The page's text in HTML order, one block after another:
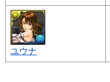
ユウナ